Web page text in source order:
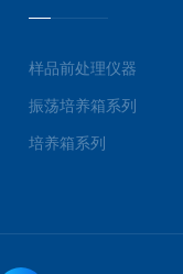
样品前处理仪器
振荡培养箱系列
培养箱系列